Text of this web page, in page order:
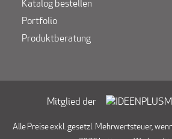
Katalog bestellen
Portfolio
Produktberatung
Mitglied der
Alle Preise exkl. gesetzl. Mehrwertsteuer,